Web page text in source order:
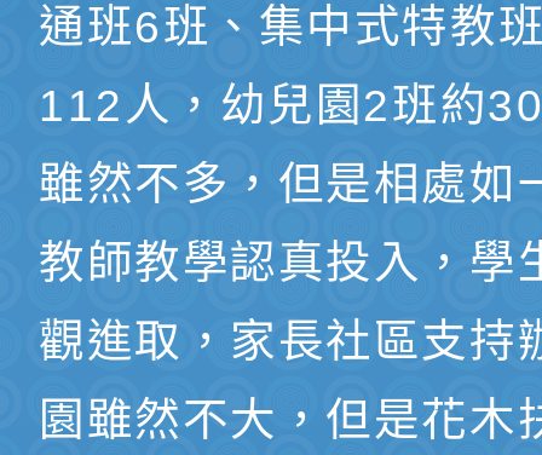
通班6班、集中式特教
112人，幼兒園2班約
雖然不多，但是相處如
教師教學認真投入，學
觀進取，家長社區支持
園雖然不大，但是花木